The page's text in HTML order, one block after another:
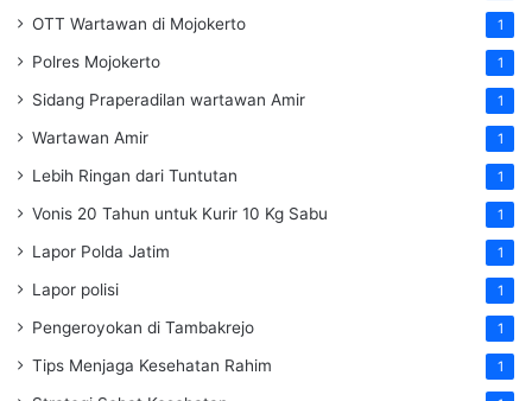
OTT Wartawan di Mojokerto 1
Polres Mojokerto 1
Sidang Praperadilan wartawan Amir 1
Wartawan Amir 1
Lebih Ringan dari Tuntutan 1
Vonis 20 Tahun untuk Kurir 10 Kg Sabu 1
Lapor Polda Jatim 1
Lapor polisi 1
Pengeroyokan di Tambakrejo 1
Tips Menjaga Kesehatan Rahim 1